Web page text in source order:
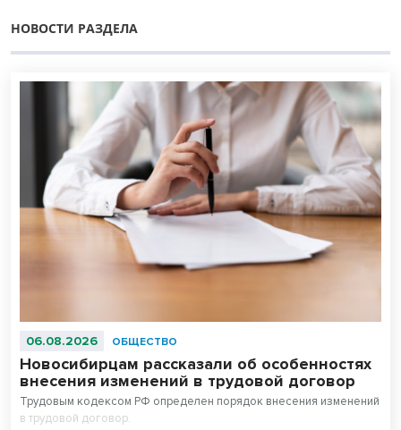
НОВОСТИ РАЗДЕЛА
06.08.2026 ОБЩЕСТВО
Новосибирцам рассказали об особенностях
внесения изменений в трудовой договор
Трудовым кодексом РФ определен порядок внесения изменений
в трудовой договор.